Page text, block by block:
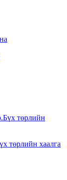
төрлийн хаалга